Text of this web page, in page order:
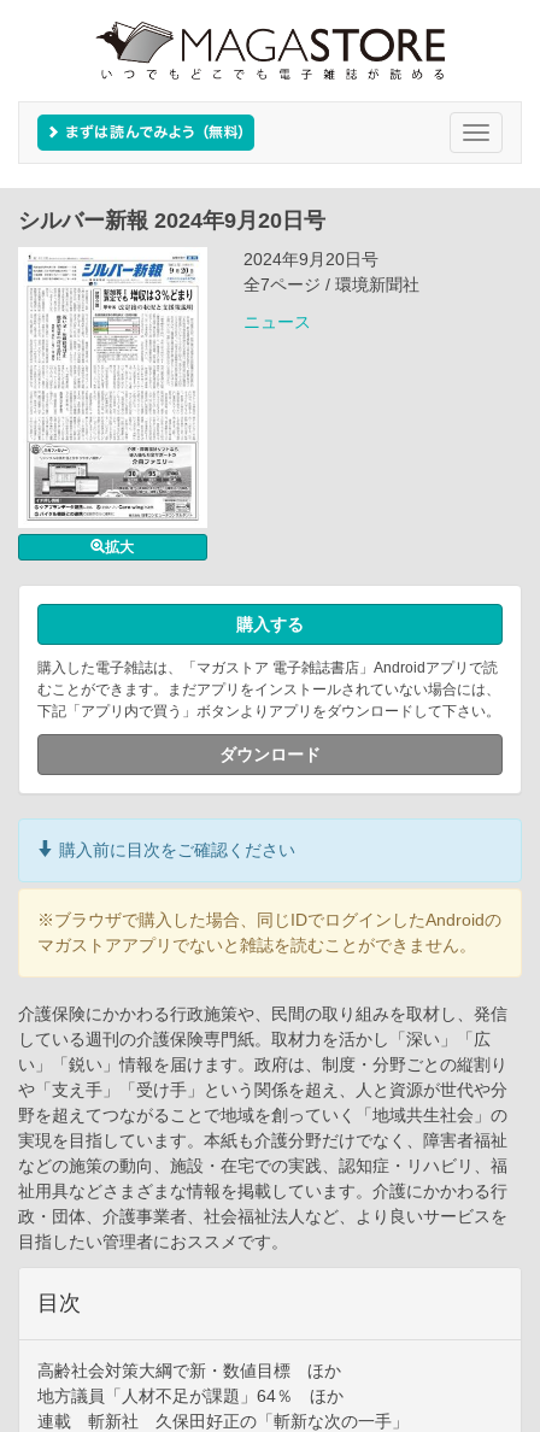
Toggle
シルバー新報 2024年9月20日号
拡大
2024年9月20日号
全7ページ / 環境新聞社
ニュース
購入する
購入した電子雑誌は、「マガストア 電子雑誌書店」Androidアプリで読
むことができます。まだアプリをインストールされていない場合には、
下記「アプリ内で買う」ボタンよりアプリをダウンロードして下さい。
ダウンロード
購入前に目次をご確認ください
※ブラウザで購入した場合、同じIDでログインしたAndroidの
マガストアアプリでないと雑誌を読むことができません。
介護保険にかかわる行政施策や、民間の取り組みを取材し、発信
している週刊の介護保険専門紙。取材力を活かし「深い」「広
い」「鋭い」情報を届けます。政府は、制度・分野ごとの縦割り
や「支え手」「受け手」という関係を超え、人と資源が世代や分
野を超えてつながることで地域を創っていく「地域共生社会」の
実現を目指しています。本紙も介護分野だけでなく、障害者福祉
などの施策の動向、施設・在宅での実践、認知症・リハビリ、福
祉用具などさまざまな情報を掲載しています。介護にかかわる行
政・団体、介護事業者、社会福祉法人など、より良いサービスを
目指したい管理者におススメです。
目次
高齢社会対策大綱で新・数値目標 ほか
地方議員「人材不足が課題」64％ ほか
連載 斬新社 久保田好正の「斬新な次の一手」